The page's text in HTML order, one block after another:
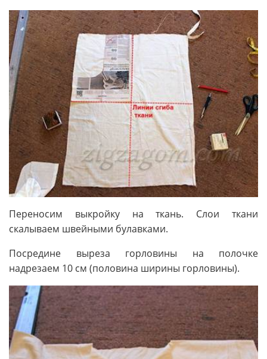
Переносим выкройку на ткань. Слои ткани
скалываем швейными булавками.
Посредине выреза горловины на полочке
надрезаем 10 см (половина ширины горловины).